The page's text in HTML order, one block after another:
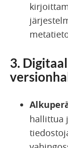
3.
hallittua